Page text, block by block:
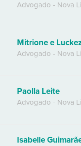
Advogado - Nova
Mitrione e
Advogado - Nova
Paolla Leite
Advogado - Nova
Isabelle